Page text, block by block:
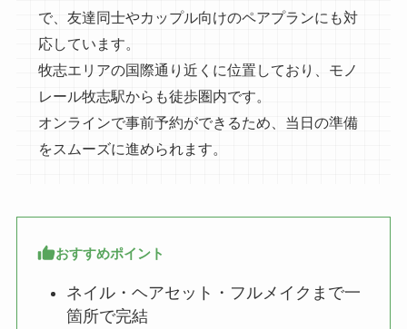
で、友達同士やカップル向けのペアプランにも対
応しています。
牧志エリアの国際通り近くに位置しており、モノ
レール牧志駅からも徒歩圏内です。
オンラインで事前予約ができるため、当日の準備
をスムーズに進められます。
おすすめポイント
ネイル・ヘアセット・フルメイクまで一
箇所で完結